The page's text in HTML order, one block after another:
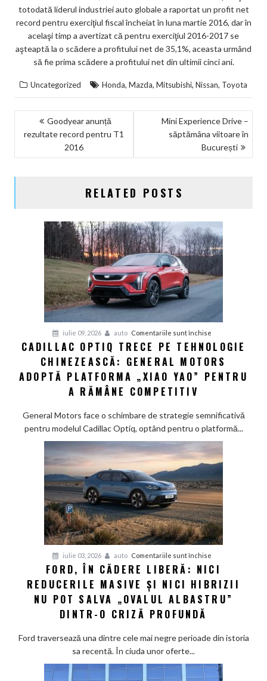
totodată liderul industriei auto globale a raportat un profit net
record pentru exerciţiul fiscal încheiat în luna martie 2016, dar în
acelaşi timp a avertizat că pentru exerciţiul 2016-2017 se
aşteaptă la o scădere a profitului net de 35,1%, aceasta urmând
să fie prima scădere a profitului net din ultimii cinci ani.
Uncategorized Honda, Mazda, Mitsubishi, Nissan, Toyota
NAVIGARE
ÎN
ARTICOLE
Goodyear anunță
rezultate record pentru T1
2016
Mini Experience Drive –
săptămâna viitoare în
București
RELATED POSTS
iulie 09, 2026 auto Comentariile sunt închisepentru
Cadillac
Optiq
trece
chinezească:
General
platforma
Yao”
pentru
a
rămâne
competitiv
CADILLAC OPTIQ TRECE PE TEHNOLOGIE
CHINEZEASCĂ: GENERAL MOTORS
ADOPTĂ PLATFORMA „XIAO YAO” PENTRU
A RĂMÂNE COMPETITIV
General Motors face o schimbare de strategie semnificativă
pentru modelul Cadillac Optiq, optând pentru o platformă...
iulie 03, 2026 auto Comentariile sunt închisepentru
Ford,
în
cădere
reducerile
nici
FORD, ÎN CĂDERE LIBERĂ: NICI
REDUCERILE MASIVE ȘI NICI HIBRIZII
NU POT SALVA „OVALUL ALBASTRU”
DINTR-O CRIZĂ PROFUNDĂ
Ford traversează una dintre cele mai negre perioade din istoria
sa recentă. În ciuda unor oferte...